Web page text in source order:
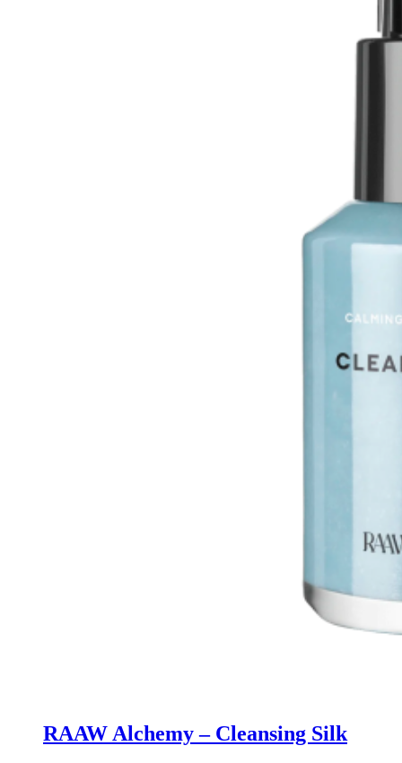
RAAW Alchemy – Cleansing Silk